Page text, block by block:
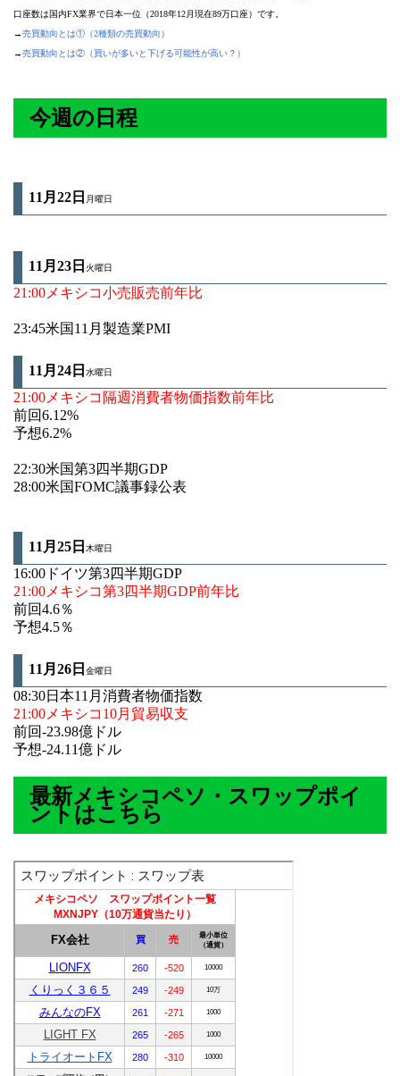
口座数は国内FX業界で日本一位（2018年12月現在89万口座）です。
→売買動向とは①（2種類の売買動向）
→売買動向とは②（買いが多いと下げる可能性が高い？）
今週の日程
11月22日 月曜日
11月23 日 火曜日
21:00メキシコ小売販売前年比
23:45米国11月製造業PMI
11月24 日 水曜日
21:00メキシコ隔週消費者物価指数前年比
前回6.12%
予想6.2%
22:30米国第3四半期GDP
28:00米国FOMC議事録公表
11月25日 木曜日
16:00ドイツ第3四半期GDP
21:00メキシコ第3四半期GDP前年比
前回4.6％
予想4.5％
11月26 日 金曜日
08:30日本11月消費者物価指数
21:00メキシコ10月貿易収支
前回-23.98億ドル
予想-24.11億ドル
最新メキシコペソ・スワップポイ
ントはこちら